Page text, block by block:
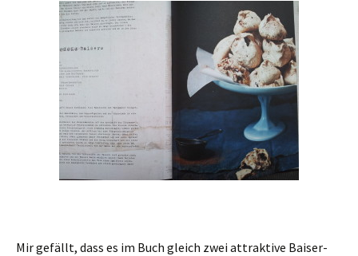
Mir gefällt, dass es im Buch gleich zwei attraktive Baiser-